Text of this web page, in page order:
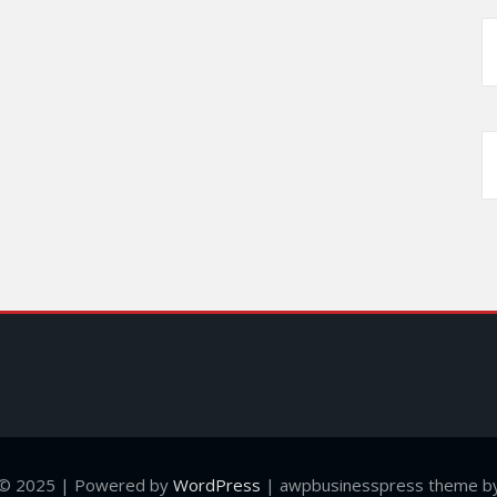
2025 | Powered byWordPress | awpbusinesspress theme